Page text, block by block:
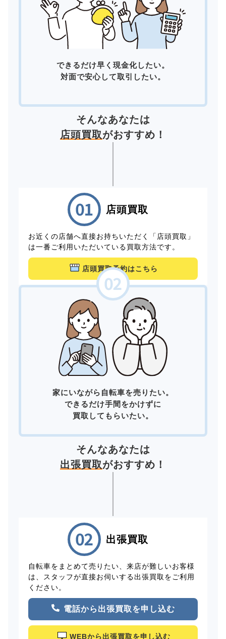
できるだけ早く現金化したい。
対面で安心して取引したい。
そんなあなたは
店頭買取がおすすめ！
店頭買取
お近くの店舗へ直接お持ちいただく「店頭買取」
は一番ご利用いただいている買取方法です。
店頭買取予約はこちら
家にいながら自転車を売りたい。
できるだけ手間をかけずに
買取してもらいたい。
そんなあなたは
出張買取がおすすめ！
出張買取
自転車をまとめて売りたい、来店が難しいお客様
は、スタッフが直接お伺いする出張買取をご利用
ください。
電話から出張買取を申し込む
WEBから出張買取を申し込む